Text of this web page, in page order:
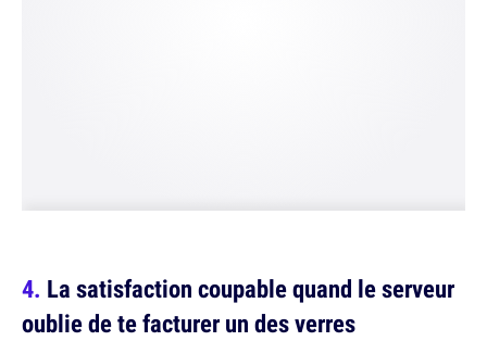
La satisfaction coupable quand le serveur
oublie de te facturer un des verres